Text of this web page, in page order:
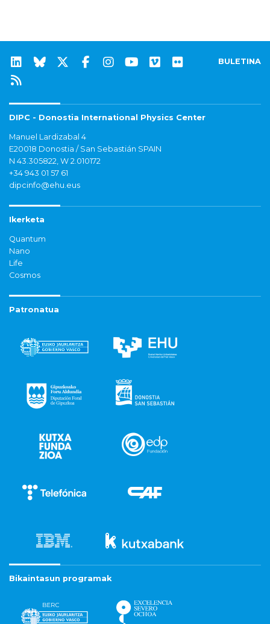
BULETINA
DIPC - Donostia International Physics Center
Manuel Lardizabal 4
E20018 Donostia / San Sebastián SPAIN
N 43.305822, W 2.010172
+34 943 01 57 61
dipcinfo@ehu.eus
Ikerketa
Quantum
Nano
Life
Cosmos
Patronatua
Bikaintasun programak